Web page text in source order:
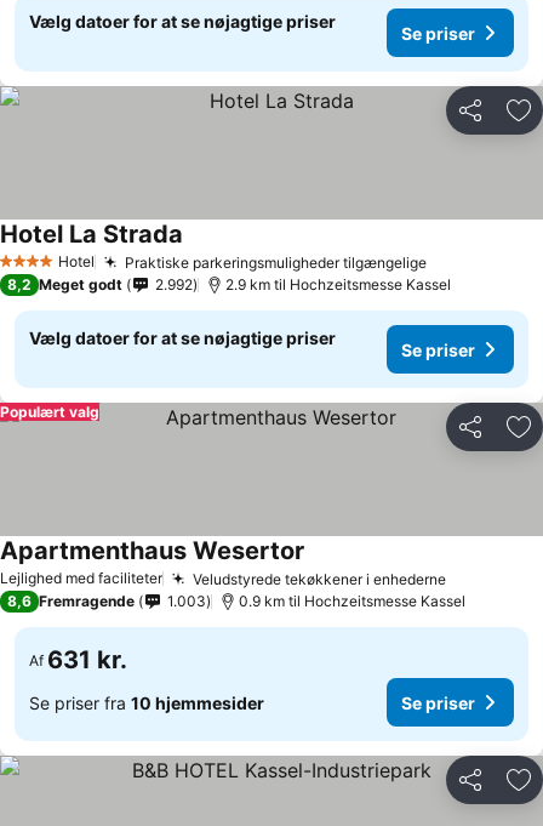
Vælg datoer for at se nøjagtige priser
Se priser
Del
4 StjernerHotel Praktiske parkeringsmuligheder tilgængelige
Hotel La Strada
8,2 Meget godt 2.992 2.9 km til Hochzeitsmesse Kassel
Vælg datoer for at se nøjagtige priser
Se priser
Del
Populært valg
Lejlighed med faciliteter Veludstyrede tekøkkener i enhederne
Apartmenthaus Wesertor
8,6 Fremragende 1.003 0.9 km til Hochzeitsmesse Kassel
Af 631 kr.
Se priser fra 10 hjemmesider Se priser
Del